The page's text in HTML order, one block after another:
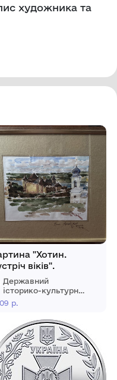
художника та
"Хотин.
віків".
Державний
історико-культурний
заповідник м. Дубно
р.